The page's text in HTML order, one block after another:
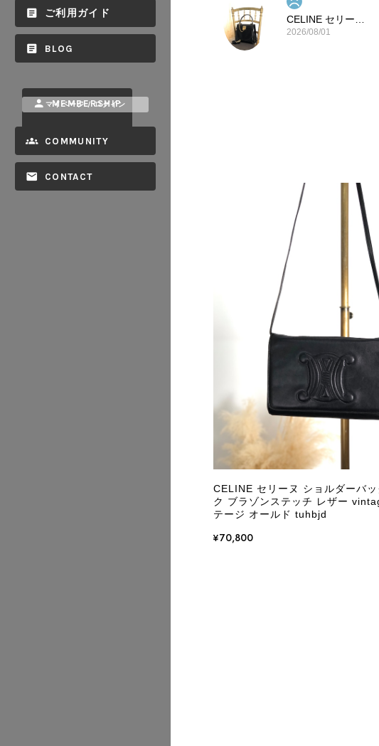
ご利用ガイド
BLOG
MEMBERSHIP
マイページ / ログイン
COMMUNITY
CONTACT
CELINE セリーヌ ショルダーバッグ ブラック ガンチーニ レザー 2way vintage ヴィンテージ オールド nifgs8
2026/08/01
2026/07/30
CELINE セリーヌ ショルダーバッ
ク ブラゾンステッチ レザー
テージ オールド tuhbjd
¥70,800